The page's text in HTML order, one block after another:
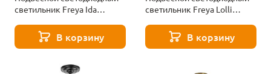
светильник Freya Ida
В корзину
светильник Freya Lolli
В корзину